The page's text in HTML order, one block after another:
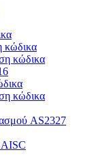
κώδικα
κώδικα
κώδικα
AS2327
AISC